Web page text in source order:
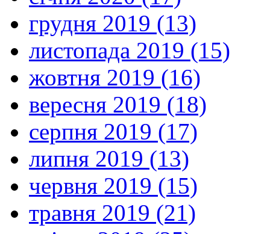
грудня 2019 (13)
листопада 2019 (15)
жовтня 2019 (16)
вересня 2019 (18)
серпня 2019 (17)
липня 2019 (13)
червня 2019 (15)
травня 2019 (21)